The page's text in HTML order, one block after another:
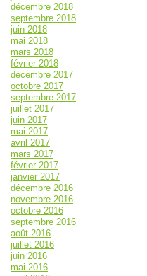
décembre 2018
septembre 2018
juin 2018
mai 2018
mars 2018
février 2018
décembre 2017
octobre 2017
septembre 2017
juillet 2017
juin 2017
mai 2017
avril 2017
mars 2017
février 2017
janvier 2017
décembre 2016
novembre 2016
octobre 2016
septembre 2016
août 2016
juillet 2016
juin 2016
mai 2016